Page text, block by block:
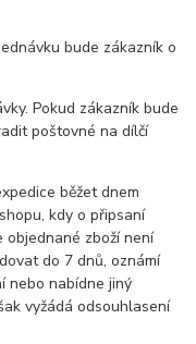
bude zákazník o
Pokud zákazník bude
poštovné na dílčí
běžet dnem
kdy o připsaní
objednané zboží není
do 7 dnů, oznámí
nebo nabídne jiný
vyžádá odsouhlasení